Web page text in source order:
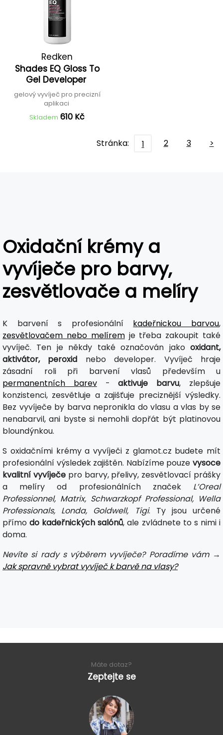
Redken
Shades EQ Gloss To
Gel Developer
gelový vyvíječ pro precizní
aplikaci
Skladem 610 Kč
Stránka: 1 2 3 >
Oxidační krémy a
vyvíječe pro barvy,
zesvětlovače a melíry
K barvení s profesionální kadeřnickou barvou,
zesvětlovačem nebo melíremje třeba zakoupit také
vyvíječ. Ten je někdy také označován jako oxidant,
aktivátor, peroxid nebo developer. Vyvíječ hraje
zásadní roli při barvení vlasů především u
permanentních barev-aktivuje barvu, zlepšuje
konzistenci, zesvětluje a zajišťuje preciznější výsledky.
Bez vyvíječe by barva nepronikla do vlasu a vlas by se
nenabarvil, ani byste si nemohli dopřát být platinovou
bloundýnkou.
S oxidačními krémy a vyvíječi z glamot.cz budete mít
profesionální výsledek zajištěn. Nabízíme pouze vysoce
kvalitní vyvíječepro barvy, přelivy, zesvětlovací prášky
a melíry od profesionálních značek L’Oreal
Professionnel, Matrix, Schwarzkopf Professional, Wella
Professionals, Londa, Goldwell, Tigi. Ty jsou určené
přímodo kadeřnických salónů, ale zvládnete to s nimi i
doma.
Nevíte si rady s výběrem vyvíječe? Poradíme vám →
Jak spravně vybrat vyvíječ k barvě na vlasy?
Máte dotaz?
Zeptejte se